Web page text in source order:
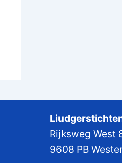
Rijksweg West
9608 PB